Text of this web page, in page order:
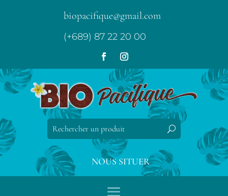
biopacifique@gmail.com
(+689) 87 22 20 00
NOUS SITUER